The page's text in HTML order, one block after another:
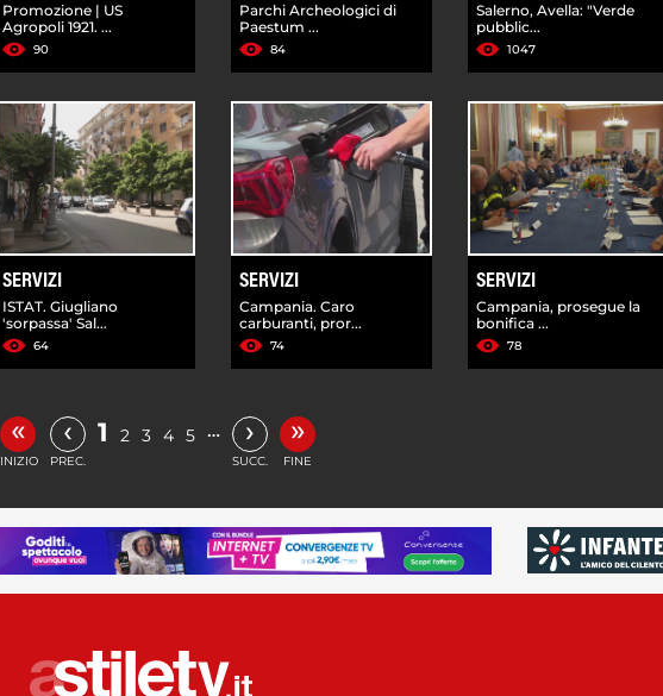
Promozione | US
Agropoli 1921. ...
90
Parchi Archeologici di
Paestum ...
84
Salerno, Avella: "Verde
pubblic...
1047
SERVIZI
ISTAT. Giugliano
'sorpassa' Sal...
64
SERVIZI
Campania. Caro
carburanti, pror...
74
SERVIZI
Campania, prosegue la
bonifica ...
78
«
INIZIO
‹
PREC.
1 2 3 4 5 … ›
SUCC.
»
FINE